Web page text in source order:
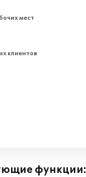
мест
клиентов
функции: